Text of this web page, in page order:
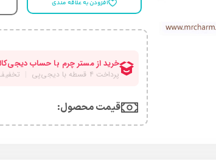
افزودن به علاقه مندی
قیمت محصول:​